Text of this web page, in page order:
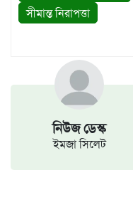
নিউজ ডেস্ক
ইমজা সিলেট
সীমান্ত নিরাপত্তা